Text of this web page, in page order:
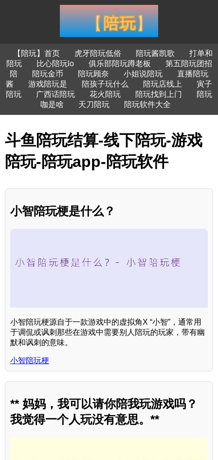
【陪玩】首页 虎牙陪玩低俗 陪玩酱凯歌
打单和
陪玩
比心陪玩lo 俱乐部陪玩蹲老板
第五陪玩团招
陪
陪玩金币 陪玩顾奈 小姐说陪玩
直播陪玩
酱
游戏陪玩是 陪孩子玩什么 陪玩店线上
寅子
陪玩
广西话陪玩 花火陪玩 陪玩找到上门
陪玩
咖是啥
天刀陪玩 陪玩软件大全
斗鱼陪玩结算-线下陪玩-游戏
陪玩-陪玩app-陪玩软件
小智陪玩梗是什么？
小智陪玩梗源自于一款游戏中的虚拟角X “小智”，通常用
于调侃或讽刺那些在游戏中需要别人陪玩的玩家，带有幽
默和讽刺的意味。
小智陪玩梗
** 妈妈，我可以请你陪我玩游戏吗？
我觉得一个人玩没有意思。**